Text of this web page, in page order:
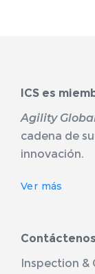
ICS es
Agility
cadena de
innovación.
Ver más
Contáctenos
Inspection &